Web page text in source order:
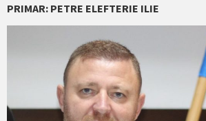
PRIMAR: PETRE ELEFTERIE ILIE